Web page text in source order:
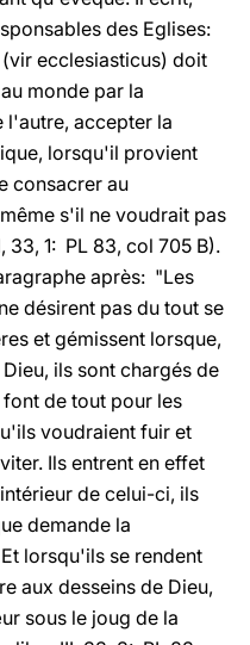
des Eglises:
ecclesiasticus) doit
monde par la
l'autre, accepter la
lorsqu'il provient
consacrer au
s'il ne voudrait pas
33, 1: PL 83, col 705 B).
après: "Les
désirent pas du tout se
et gémissent lorsque,
ils sont chargés de
de tout pour les
voudraient fuir et
Ils entrent en effet
de celui-ci, ils
demande la
lorsqu'ils se rendent
aux desseins de Dieu,
sous le joug de la